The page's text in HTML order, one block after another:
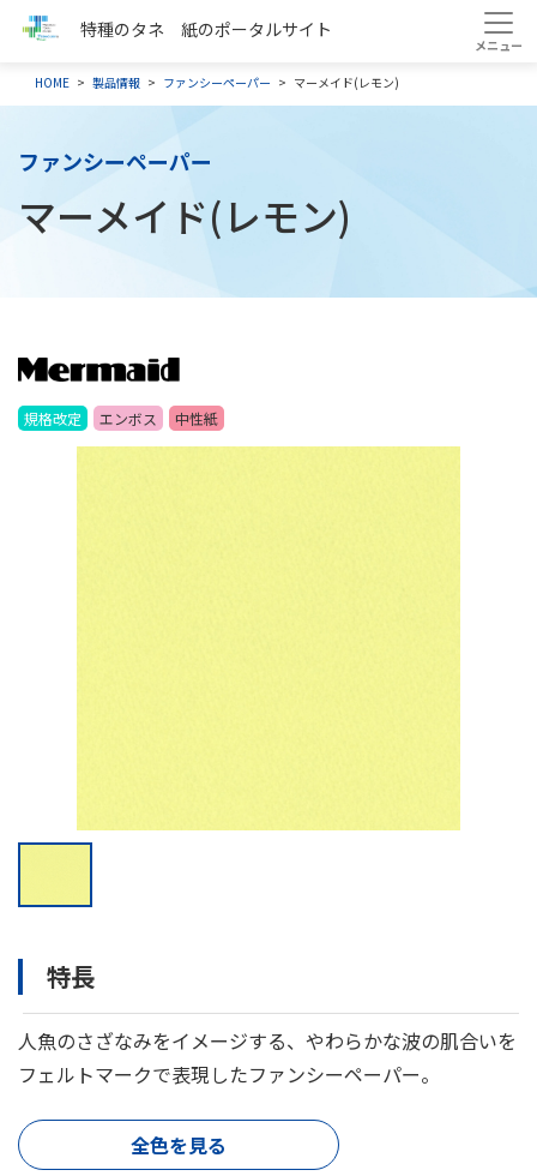
特種のタネ 紙のポータルサイト
HOME 製品情報 ファンシーペーパー マーメイド(レモン)
ファンシーペーパー
マーメイド(レモン)
規格改定 エンボス 中性紙
特長
人魚のさざなみをイメージする、やわらかな波の肌合いを
フェルトマークで表現したファンシーペーパー。
全色を見る